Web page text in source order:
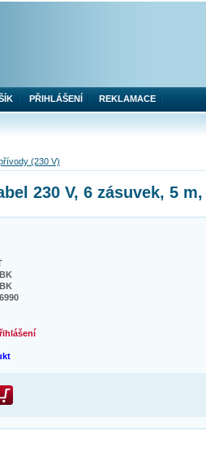
(230 V)
230 V, 6 zásuvek, 5
PŘIHLÁŠENÍ REKLAMACE